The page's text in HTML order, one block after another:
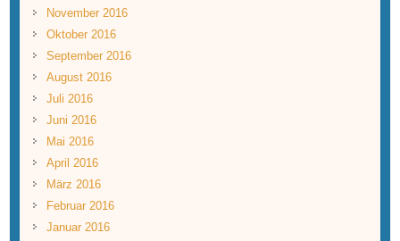
November 2016
Oktober 2016
September 2016
August 2016
Juli 2016
Juni 2016
Mai 2016
April 2016
März 2016
Februar 2016
Januar 2016